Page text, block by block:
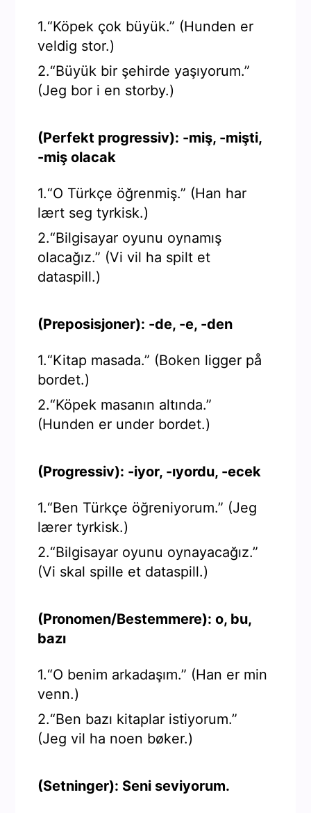
1.“Köpek çok büyük.” (Hunden er
veldig stor.)
2.“Büyük bir şehirde yaşıyorum.”
(Jeg bor i en storby.)
(Perfekt progressiv): -miş, -mişti,
-miş olacak
1.“O Türkçe öğrenmiş.” (Han har
lært seg tyrkisk.)
2.“Bilgisayar oyunu oynamış
olacağız.” (Vi vil ha spilt et
dataspill.)
(Preposisjoner): -de, -e, -den
1.“Kitap masada.” (Boken ligger på
bordet.)
2.“Köpek masanın altında.”
(Hunden er under bordet.)
(Progressiv): -iyor, -ıyordu, -ecek
1.“Ben Türkçe öğreniyorum.” (Jeg
lærer tyrkisk.)
2.“Bilgisayar oyunu oynayacağız.”
(Vi skal spille et dataspill.)
(Pronomen/Bestemmere): o, bu,
bazı
1.“O benim arkadaşım.” (Han er min
venn.)
2.“Ben bazı kitaplar istiyorum.”
(Jeg vil ha noen bøker.)
(Setninger): Seni seviyorum.